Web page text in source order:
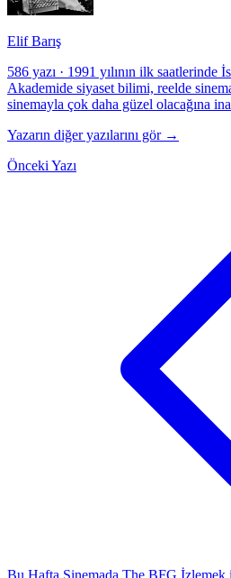
Elif Barış
586 yazı · 1991 yılının ilk saatlerinde
Akademide siyaset bilimi, reelde
sinemayla çok daha güzel olacağına
Yazarın diğer yazılarını gör →
Önceki Yazı